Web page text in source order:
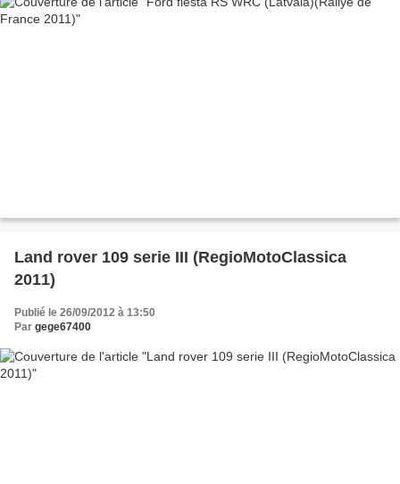
Land rover 109 serie III (RegioMotoClassica
2011)
Publié le 26/09/2012 à 13:50
Par gege67400